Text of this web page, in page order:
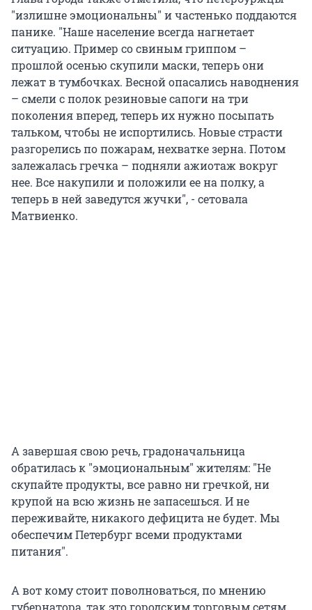
"излишне эмоциональны" и частенько поддаются
панике. "Наше население всегда нагнетает
ситуацию. Пример со свиным гриппом –
прошлой осенью скупили маски, теперь они
лежат в тумбочках. Весной опасались наводнения
– смели с полок резиновые сапоги на три
поколения вперед, теперь их нужно посыпать
тальком, чтобы не испортились. Новые страсти
разгорелись по пожарам, нехватке зерна. Потом
залежалась гречка – подняли ажиотаж вокруг
нее. Все накупили и положили ее на полку, а
теперь в ней заведутся жучки", - сетовала
Матвиенко.
А завершая свою речь, градоначальница
обратилась к "эмоциональным" жителям: "Не
скупайте продукты, все равно ни гречкой, ни
крупой на всю жизнь не запасешься. И не
переживайте, никакого дефицита не будет. Мы
обеспечим Петербург всеми продуктами
питания".
А вот кому стоит поволноваться, по мнению
губернатора, так это городским торговым сетям.